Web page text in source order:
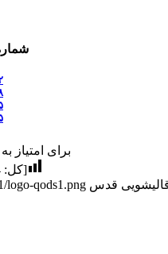
برای امتیاز
[کل:
قدس logo-qods1.png